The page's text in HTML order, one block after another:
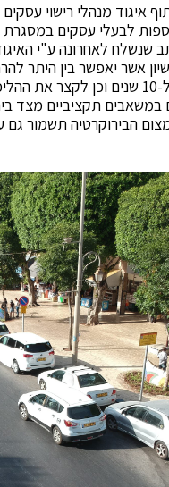
איגוד מנהלי רישוי
לבעלי עסקים במסגרת
שנשלח לאחרונה ע"י
אשר יאפשר בין היתר
את רישיון העסק מ-3 שנים ל-10
במשאבים תקציביים מצד
הבירוקרטיה תשמור גם